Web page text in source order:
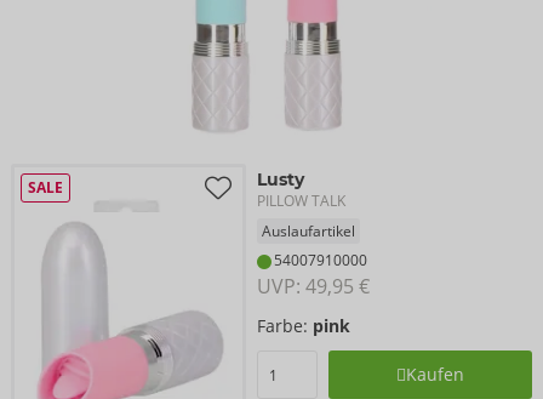
SALE Lusty
PILLOW TALK
Auslaufartikel
54007910000
UVP: 49,95 €
Farbe: pink
Kaufen